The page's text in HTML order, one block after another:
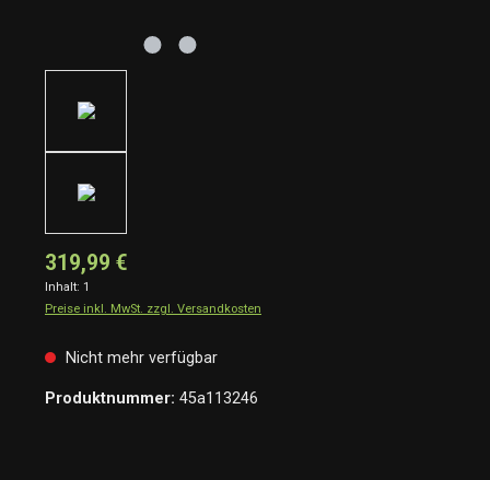
319,99 €
Inhalt: 1
Preise inkl. MwSt. zzgl. Versandkosten
Nicht mehr verfügbar
Produktnummer: 45a113246